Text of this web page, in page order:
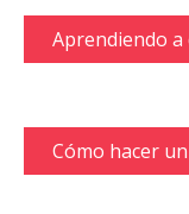
Aprendiendo
Cómo hacer